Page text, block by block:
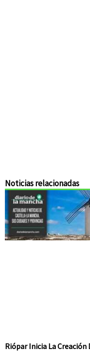
Noticias relacionadas
Riópar Inicia La Creación